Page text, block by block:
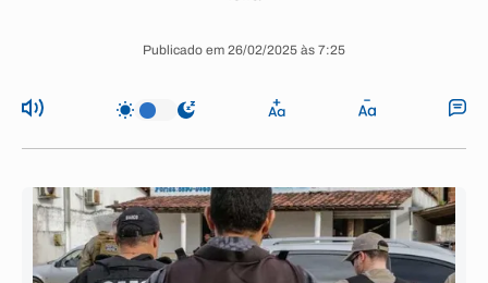
Publicado em 26/02/2025 às 7:25